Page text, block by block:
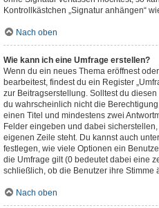
Kontrollkästchen „Signatur anhängen“
Nach oben
Wie kann ich eine Umfrage erstellen?
Wenn du ein neues Thema eröffnest
bearbeitest, findest du ein Register
zur Beitragserstellung. Solltest du
du wahrscheinlich nicht die
einen Titel und mindestens zwei
Felder eingeben und dabei
eigenen Zeile steht. Du kannst auch
festlegen, wie viele Optionen ein
die Umfrage gilt (0 bedeutet dabei eine
schließlich, ob die Benutzer ihre Stimme
Nach oben